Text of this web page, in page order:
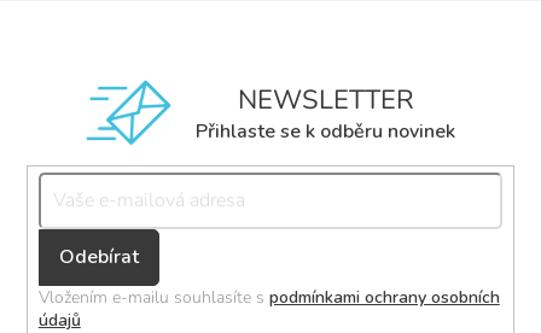
NEWSLETTER
Přihlaste se k odběru novinek
Přihlásit
se
Vložením e-mailu souhlasíte s podmínkami ochrany osobních
údajů